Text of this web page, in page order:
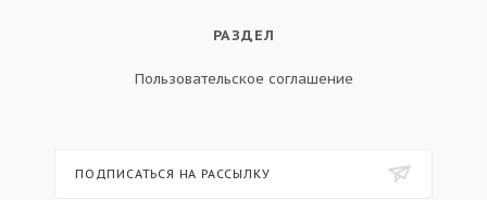
РАЗДЕЛ
Пользовательское соглашение
ПОДПИСАТЬСЯ НА РАССЫЛКУ